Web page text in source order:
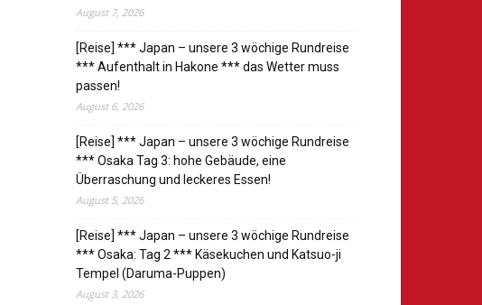
August 7, 2026
[Reise] *** Japan – unsere 3 wöchige Rundreise
*** Aufenthalt in Hakone *** das Wetter muss
passen!
August 6, 2026
[Reise] *** Japan – unsere 3 wöchige Rundreise
*** Osaka Tag 3: hohe Gebäude, eine
Überraschung und leckeres Essen!
August 5, 2026
[Reise] *** Japan – unsere 3 wöchige Rundreise
*** Osaka: Tag 2 *** Käsekuchen und Katsuo-ji
Tempel (Daruma-Puppen)
August 3, 2026